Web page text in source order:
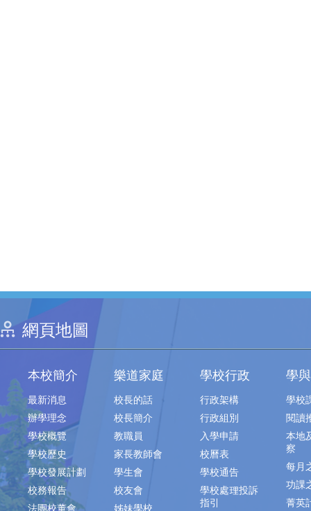
網頁地圖
本校簡介
最新消息
辦學理念
學校概覽
學校歷史
學校發展計劃
校務報告
法團校董會
樂道家庭
校長的話
校長簡介
教職員
家長教師會
學生會
校友會
姊妹學校
學校行政
行政架構
行政組別
入學申請
校曆表
學校通告
學校處理投訴
指引
學
學校
閱讀
本地
察
每月
功課
菁英